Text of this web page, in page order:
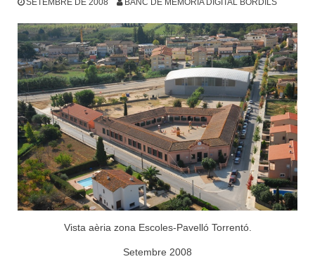
SETEMBRE DE 2008 BANC DE MEMÒRIA DIGITAL BORDILS
Vista aèria zona Escoles-Pavelló Torrentó.
Setembre 2008